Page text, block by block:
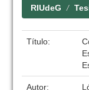
RIUdeG
Título:
Autor: